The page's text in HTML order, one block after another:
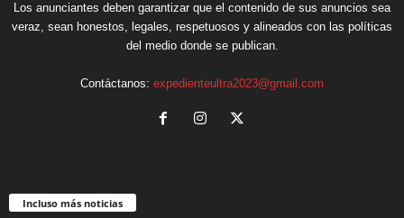
Los anunciantes deben garantizar que el contenido de sus anuncios sea
veraz, sean honestos, legales, respetuosos y alineados con las políticas
del medio donde se publican.
Contáctanos: expedienteultra2023@gmail.com
Incluso más noticias